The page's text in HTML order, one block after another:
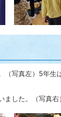
（写真左）5年生
した。（写真右